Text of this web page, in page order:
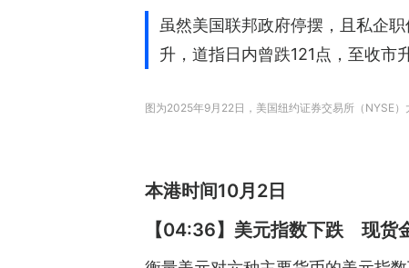
虽然美国联邦政府停摆，且私企
升，道指日内曾跌121点，至收市
图为2025年9月22日，美国纽约证券交易所（NYSE）
本港时间10月2日
【04:36】美元指数下跌 现货